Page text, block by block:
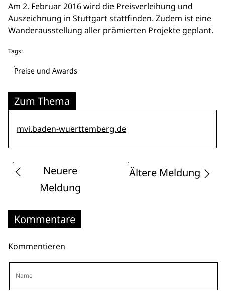
Am 2. Februar 2016 wird die Preisverleihung und
Auszeichnung in Stuttgart stattfinden. Zudem ist eine
Wanderausstellung aller prämierten Projekte geplant.
Tags:
Preise und Awards
Zum Thema
mvi.baden-wuerttemberg.de
Neuere
Meldung
Ältere Meldung
Kommentare
Kommentieren
Name